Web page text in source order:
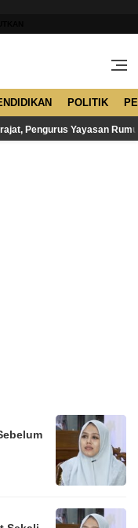
POLITIK
Pengurus Yayasan